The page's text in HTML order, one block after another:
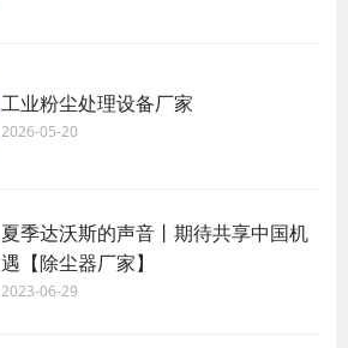
工业粉尘处理设备厂家
2026-05-20
夏季达沃斯的声音丨期待共享中国机
遇【除尘器厂家】
2023-06-29